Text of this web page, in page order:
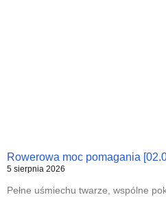
Rowerowa moc pomagania
5 sierpnia 2026
Pełne uśmiechu twarze, wspólne